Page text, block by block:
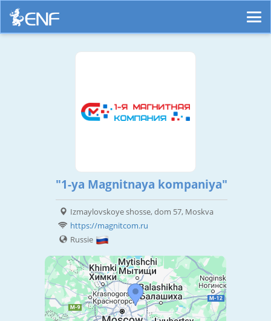
"1-ya Magnitnaya kompaniya"
Izmaylovskoye shosse, dom 57, Moskva
https://magnitcom.ru
Russie